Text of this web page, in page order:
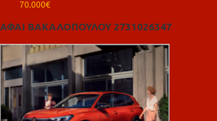
70.000€
ΑΦΑΙ ΒΑΚΑΛΟΠΟΥΛΟΥ 2731026347